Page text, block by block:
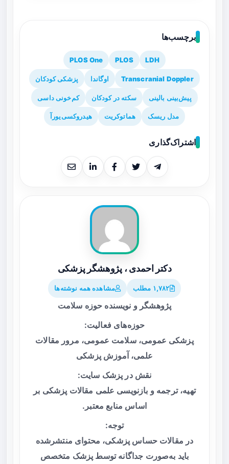
برچسب‌ها
LDH
PLOS
PLOS One
Transcranial Doppler اوگاندا پزشکی کودکان
پیش‌بینی بالینی سکته در کودکان کم‌خونی داسی
مدل ریسک هماتوکریت هیدروکسی‌یورآ
اشتراک‌گذاری
دکتر احمدی ، پژوهشگر پزشکی
۱,۷۸۲ مطلب مشاهده همه نوشته‌ها
پژوهشگر و نویسنده حوزه سلامت
حوزه‌های فعالیت:
پزشکی عمومی، سلامت عمومی، مرور مقالات
علمی، آموزش پزشکی
نقش در پزشک سایت:
تهیه، ترجمه و بازنویسی علمی مقالات پزشکی بر
اساس منابع معتبر.
توجه:
در مقالات حساس پزشکی، محتوای منتشرشده
باید به‌صورت جداگانه توسط پزشک متخصص